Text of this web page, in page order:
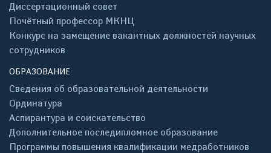
Диссертационный совет
Почётный профессор МКНЦ
Конкурс на замещение вакантных должностей научных
сотрудников
ОБРАЗОВАНИЕ
Сведения об образовательной деятельности
Ординатура
Аспирантура и соискательство
Дополнительное последипломное образование
Программы повышения квалификации медработников